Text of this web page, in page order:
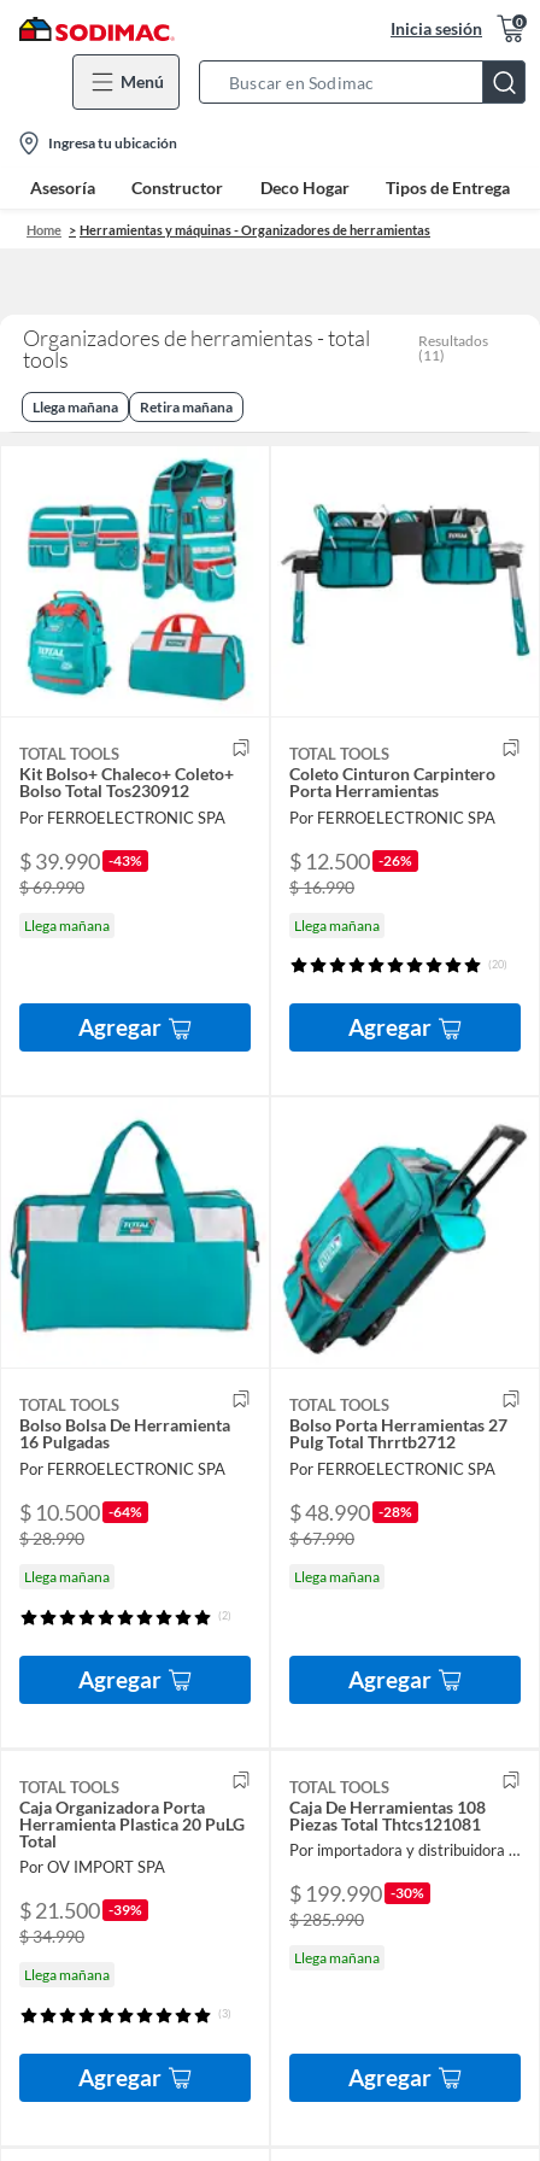
Inicia sesión 0
Menú
Bar
location-
icon
Ingresa tu ubicación
Asesoría Constructor Deco Hogar Tipos de Entrega
Home Herramientas y máquinas - Organizadores de herramientas
Organizadores de herramientas - total
tools
Resultados
(11)
Llega mañana Retira mañana
TOTAL TOOLS
Kit Bolso+ Chaleco+ Coleto+
Bolso Total Tos230912
Por FERROELECTRONIC SPA
$ 39.990 -43%
$ 69.990
Llega mañana
Agregar
TOTAL TOOLS
Coleto Cinturon Carpintero
Porta Herramientas
Por FERROELECTRONIC SPA
$ 12.500 -26%
$ 16.990
Llega mañana
(20)
Agregar
TOTAL TOOLS
Bolso Bolsa De Herramienta
16 Pulgadas
Por FERROELECTRONIC SPA
$ 10.500 -64%
$ 28.990
Llega mañana
(2)
Agregar
TOTAL TOOLS
Bolso Porta Herramientas 27
Pulg Total Thrrtb2712
Por FERROELECTRONIC SPA
$ 48.990 -28%
$ 67.990
Llega mañana
Agregar
TOTAL TOOLS
Caja Organizadora Porta
Herramienta Plastica 20 PuLG
Total
Por OV IMPORT SPA
$ 21.500 -39%
$ 34.990
Llega mañana
(3)
Agregar
TOTAL TOOLS
Caja De Herramientas 108
Piezas Total Thtcs121081
Por importadora y distribuidora ferroelectronic spa
$ 199.990 -30%
$ 285.990
Llega mañana
Agregar